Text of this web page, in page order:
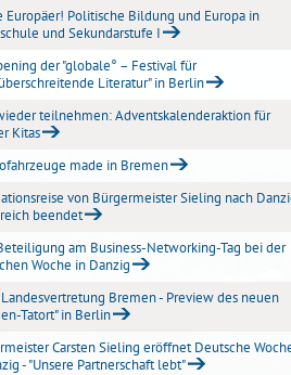
Europäer! Politische Bildung und Europa in
und Sekundarstufe I
der "globale° – Festival für
Literatur" in Berlin
teilnehmen: Adventskalenderaktion für
Kitas
made in Bremen
von Bürgermeister Sieling nach
beendet
am Business-Networking-Tag bei der
Woche in Danzig
Bremen - Preview des neuen
Tatort" in Berlin
Carsten Sieling eröffnet Deutsche
- "Unsere Partnerschaft lebt"